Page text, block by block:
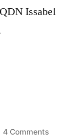
Issabel
4 Commentson